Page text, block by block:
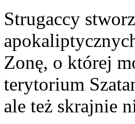
Strugaccy
Zonę, o której
terytorium
ale też skrajnie